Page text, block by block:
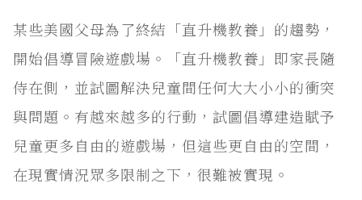
某些美國父母為了終結「直升機教養」的趨勢，
開始倡導冒險遊戲場。「直升機教養」即家長隨
侍在側，並試圖解決兒童間任何大大小小的衝突
與問題。有越來越多的行動，試圖倡導建造賦予
兒童更多自由的遊戲場，但這些更自由的空間，
在現實情況眾多限制之下，很難被實現。